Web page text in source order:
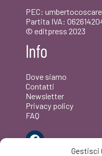
Gestisci
PEC:
Partita IVA:
© editpress 2023
Info
Dove siamo
Contatti
Newsletter
Privacy policy
FAQ